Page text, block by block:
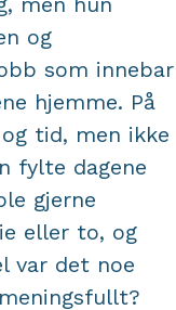
og
som innebar
hjemme. På
tid, men ikke
fylte dagene
gjerne
eller to, og
var det noe